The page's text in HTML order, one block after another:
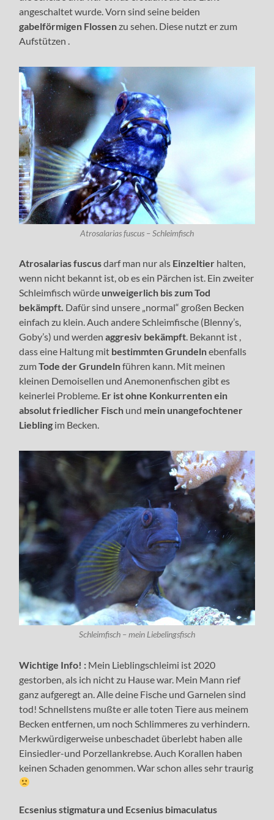
angeschaltet wurde. Vorn sind seine beiden
gabelförmigen Flossenzu sehen. Diese nutzt er zum
Aufstützen .
Atrosalarias fuscus – Schleimfisch
Atrosalarias fuscusdarf man nur als Einzeltier halten,
wenn nicht bekannt ist, ob es ein Pärchen ist. Ein zweiter
Schleimfisch würde unweigerlich bis zum Tod
bekämpft. Dafür sind unsere „normal“ großen Becken
einfach zu klein. Auch andere Schleimfische (Blenny’s,
Goby’s) und werden aggresiv bekämpft. Bekannt ist ,
dass eine Haltung mit bestimmten Grundelnebenfalls
zumTode der Grundelnführen kann. Mit meinen
kleinen Demoisellen und Anemonenfischen gibt es
keinerlei Probleme. Er ist ohne Konkurrenten ein
absolut friedlicher Fisch und mein unangefochtener
Liebling im Becken.
Schleimfisch – mein Liebelingsfisch
Wichtige Info! : Mein Lieblingschleimi ist 2020
gestorben, als ich nicht zu Hause war. Mein Mann rief
ganz aufgeregt an. Alle deine Fische und Garnelen sind
tod! Schnellstens mußte er alle toten Tiere aus meinem
Becken entfernen, um noch Schlimmeres zu verhindern.
Merkwürdigerweise unbeschadet überlebt haben alle
Einsiedler-und Porzellankrebse. Auch Korallen haben
keinen Schaden genommen. War schon alles sehr traurig
Ecsenius stigmatura und Ecsenius bimaculatus